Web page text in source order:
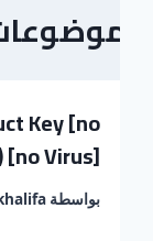
Key [no
Virus]
بواسطة